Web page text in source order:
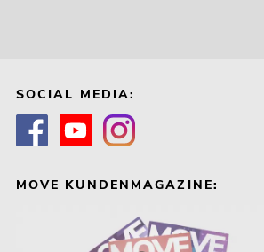
SOCIAL MEDIA:
MOVE KUNDENMAGAZINE: